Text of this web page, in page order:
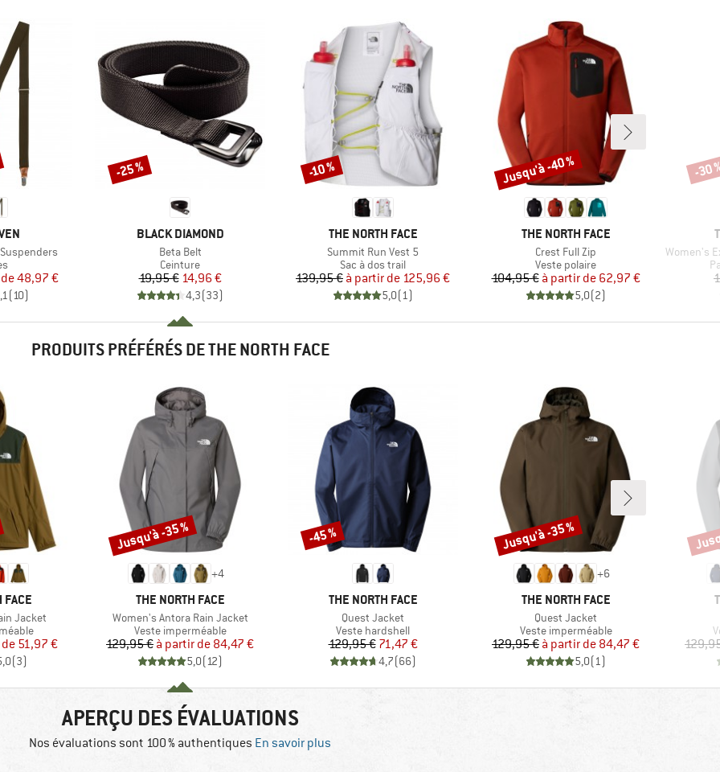
group
réduit
48,97 €
(10)
MARQUE
BLACK DIAMOND
Article
Beta Belt
Product group
Ceinture
Prix
19,95 €Prix réduit
14,96 €
4,3(33)
Remise
-25 %
MARQUE
THE NORTH FACE
Article
Summit Run Vest 5
Product group
Sac à dos trail
Prix
139,95 € Prix réduit
à partir de 125,96 €
5,0(1)
Remise
-10 %
MARQUE
THE NORTH FACE
Article
Crest Full Zip
Product group
Veste polaire
Prix
104,95 € Prix réduit
à partir de 62,97 €
5,0(2)
Remise
Jusqu'à -40 %
Article
Women's
-30
PRODUITS PRÉFÉRÉS DE THE NORTH FACE
FACE
Jacket
réduit
51,97 €
(3)
+4
MARQUE
THE NORTH FACE
Article
Women's Antora Rain Jacket
Product group
Veste imperméable
Prix
129,95 € Prix réduit
à partir de 84,47 €
5,0(12)
Remise
Jusqu'à -35 %
MARQUE
THE NORTH FACE
Article
Quest Jacket
Product group
Veste hardshell
Prix
129,95 €Prix réduit
71,47 €
4,7(66)
Remise
-45 %
+6
MARQUE
THE NORTH FACE
Article
Quest Jacket
Product group
Veste imperméable
Prix
129,95 € Prix réduit
à partir de 84,47 €
5,0(1)
Remise
Jusqu'à -35 %
APERÇU DES ÉVALUATIONS
Nos évaluations sont 100 % authentiques En savoir plus